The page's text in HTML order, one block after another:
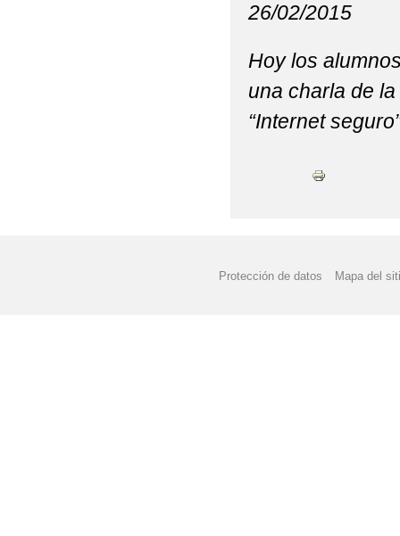
26/02/2015
Hoy los
una charla de
“Internet
Protección de datos Mapa del